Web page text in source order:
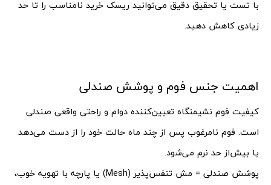
با تست یا تحقیق دقیق می‌توانید ریسک خرید نامناسب را تا حد
زیادی کاهش دهید.
اهمیت جنس فوم و پوشش صندلی
کیفیت فوم نشیمنگاه تعیین‌کننده دوام و راحتی واقعی صندلی
است. فوم نامرغوب پس از چند ماه حالت خود را از دست می‌دهد
یا بیش‌از حد نرم می‌شود.
پوشش صندلی = مش تنفس‌پذیر (Mesh) یا پارچه با تهویه خوب،